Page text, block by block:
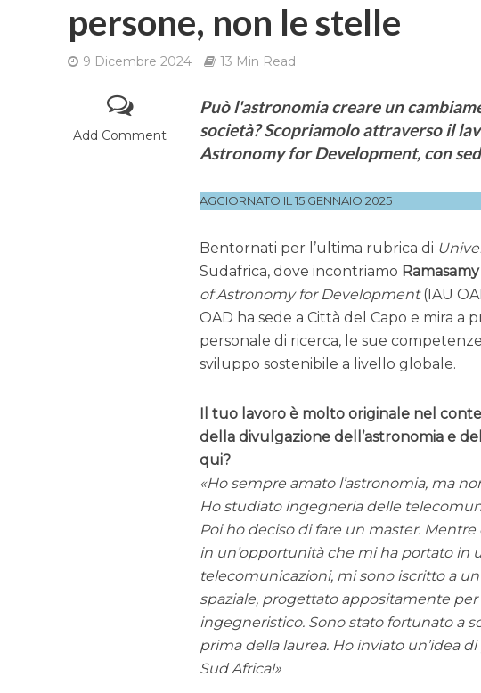
persone, non le stelle
9 Dicembre 2024 13 Min Read
Add Comment
Può l'astronomia creare un
società? Scopriamolo attraverso il
Astronomy for Development, con
AGGIORNATO IL 15 GENNAIO 2025
Bentornati per l’ultima rubrica di
Sudafrica, dove incontriamo
of Astronomy for Development(IAU
OAD ha sede a Città del Capo e mira a
personale di ricerca, le sue
sviluppo sostenibile a livello globale.
Il tuo lavoro è molto originale nel
della divulgazione dell’astronomia e
qui?
Ho sempre amato l’astronomia, ma
Ho studiato ingegneria delle
Poi ho deciso di fare un master.
in un’opportunità che mi ha portato in
telecomunicazioni, mi sono iscritto a
spaziale, progettato appositamente
ingegneristico. Sono stato fortunato a
prima della laurea. Ho inviato un’idea
Sud Africa!